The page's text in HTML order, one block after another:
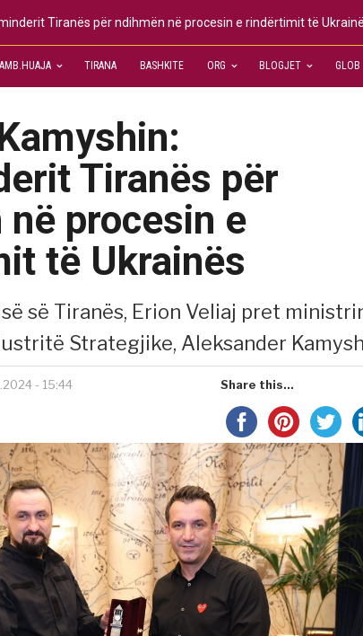
Tiranës për ndihmën në procesin e rindërtimit të
AMB.HUAJA TIRANA BASHKITE ORG BLOGJET GLOB
Tiranës për
në procesin e
të Ukrainës
së Tiranës, Erion Veliaj pret
Strategjike, Aleksander
- 15:44 Share this...